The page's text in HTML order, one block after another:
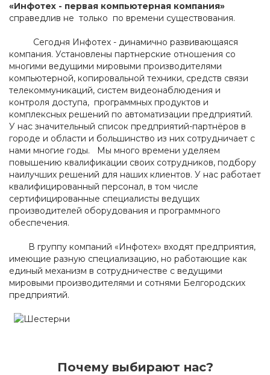
«Инфотех - первая компьютерная компания»
справедлив не только по времени существования.
Сегодня Инфотех - динамично развивающаяся
компания. Установлены партнерские отношения со
многими ведущими мировыми производителями
компьютерной, копировальной техники, средств связи
телекоммуникаций, систем видеонаблюдения и
контроля доступа, программных продуктов и
комплексных решений по автоматизации предприятий.
У нас значительный список предприятий-партнёров в
городе и области и большинство из них сотрудничает с
нами многие годы. Мы много времени уделяем
повышению квалификации своих сотрудников, подбору
наилучших решений для наших клиентов. У нас работает
квалифицированный персонал, в том числе
сертифицированные специалисты ведущих
производителей оборудования и программного
обеспечения.
В группу компаний «Инфотех» входят предприятия,
имеющие разную специализацию, но работающие как
единый механизм в сотрудничестве с ведущими
мировыми производителями и сотнями Белгородских
предприятий.
Почему выбирают нас?